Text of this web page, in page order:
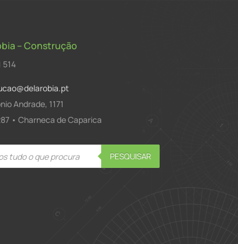
– Construção
514
Andrade, 1171
• Charneca de Caparica
PESQUISAR